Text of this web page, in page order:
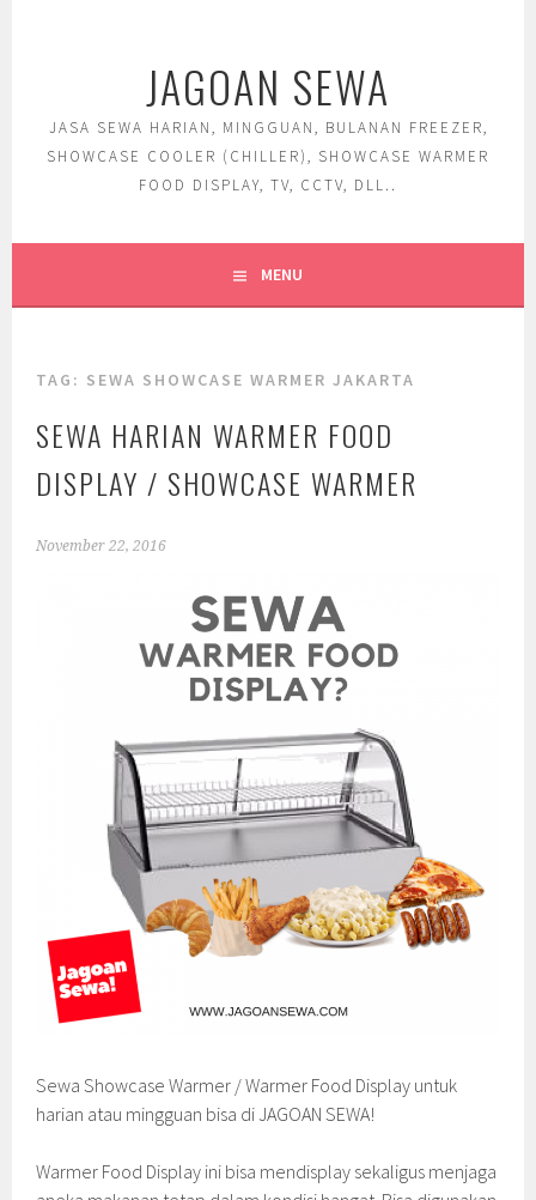
JAGOAN SEWA
JASA SEWA HARIAN, MINGGUAN, BULANAN FREEZER,
SHOWCASE COOLER (CHILLER), SHOWCASE WARMER
FOOD DISPLAY, TV, CCTV, DLL..
MENU
TAG: SEWA SHOWCASE WARMER JAKARTA
SEWA HARIAN WARMER FOOD
DISPLAY / SHOWCASE WARMER
November 22, 2016
Sewa Showcase Warmer / Warmer Food Display untuk
harian atau mingguan bisa di JAGOAN SEWA!
Warmer Food Display ini bisa mendisplay sekaligus menjaga